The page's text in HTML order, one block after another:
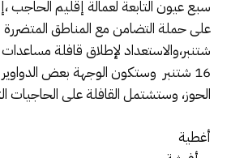
سبع عيون التابعة لعمالة إقليم الحاجب
شتنبر،والاستعداد لإطلاق قافلة
16 شتنبر وستكون الوجهة بعض
الحوز، وستشتمل القافلة على الحاجيات
أغطية